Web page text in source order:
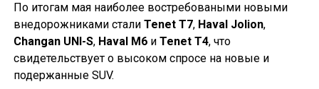
По итогам мая наиболее востребоваными новыми
внедорожниками стали Tenet T7, Haval Jolion,
Changan UNI-S, Haval M6и Tenet T4, что
свидетельствует о высоком спросе на новые и
подержанные SUV.